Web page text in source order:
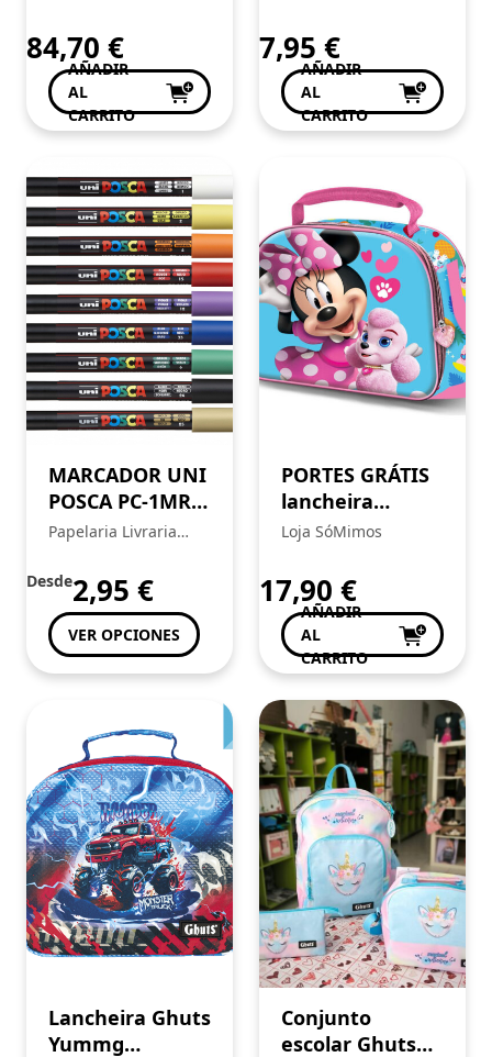
84,70 €
AÑADIR
AL
CARRITO
7,95 €
AÑADIR
AL
CARRITO
MARCADOR UNI
POSCA PC-1MR
EXTRA FINO
Papelaria Livraria
Desde2,95 €
VER OPCIONES
PORTES GRÁTIS
lancheira
térmica 3D
Loja SóMimos
17,90 €
AÑADIR
AL
CARRITO
Lancheira Ghuts
Yummg
Conjunto
escolar Ghuts